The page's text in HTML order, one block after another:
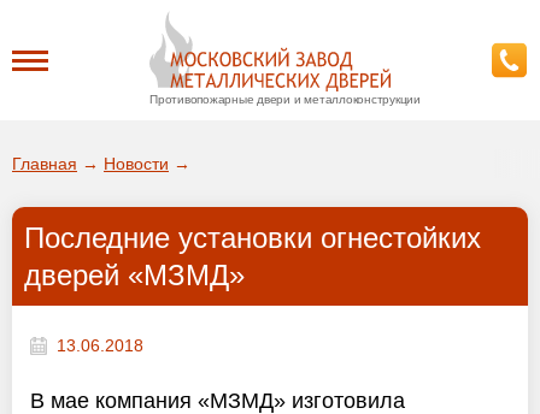
Противопожарные двери и металлоконструкции
ДА!
ВЫБРАТЬ ДРУГОЙ ГОРОД
О заводе
Доставка
Установка
Главная → Новости →
Последние установки огнестойких
дверей «МЗМД»
13.06.2018
В мае компания «МЗМД» изготовила